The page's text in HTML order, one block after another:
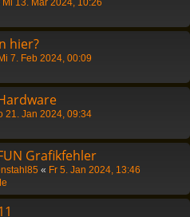
Mi 13. Mär 2024, 10:26
hier?
Mi 7. Feb 2024, 00:09
21. Jan 2024, 09:34
Grafikfehler
« Fr 5. Jan 2024, 13:46